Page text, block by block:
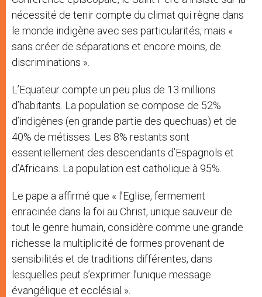
nécessité de tenir compte du climat qui règne dans
le monde indigène avec ses particularités, mais «
sans créer de séparations et encore moins, de
discriminations ».
L’Equateur compte un peu plus de 13 millions
d’habitants. La population se compose de 52%
d’indigènes (en grande partie des quechuas) et de
40% de métisses. Les 8% restants sont
essentiellement des descendants d’Espagnols et
d’Africains. La population est catholique à 95%.
Le pape a affirmé que « l’Eglise, fermement
enracinée dans la foi au Christ, unique sauveur de
tout le genre humain, considère comme une grande
richesse la multiplicité de formes provenant de
sensibilités et de traditions différentes, dans
lesquelles peut s’exprimer l’unique message
évangélique et ecclésial ».